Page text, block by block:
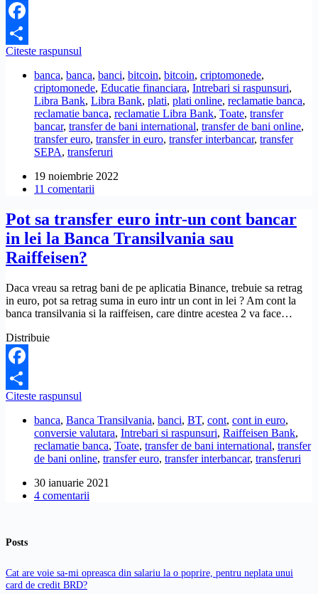
Facebook
Partajează
Citeste raspunsul
mi-
a
blocat
retragerea
banilor
de
pe
crypto
Binance.
pot
sa
fac?
banca, banca, banci, bitcoin, bitcoin, criptomonede,
criptomonede, Educatie financiara, Intrebari si raspunsuri,
Libra Bank, Libra Bank, plati, plati online, reclamatie banca,
reclamatie banca, reclamatie Libra Bank, Toate, transfer
bancar, transfer de bani international, transfer de bani online,
transfer euro, transfer in euro, transfer interbancar, transfer
SEPA, transferuri
19 noiembrie 2022
11 comentarii
Pot sa transfer euro intr-un cont bancar
in lei la Banca Transilvania sau
Raiffeisen?
Daca vreau sa retrag bani de pe aplicatia Binance, trebuie sa retrag
in euro, pot sa retrag suma in euro intr un cont in lei ? Am cont la
banca transilvania si la raiffeisen, care dintre acestea 2 va face…
Distribuie
Facebook
Partajează
Citeste raspunsul
transfer
euro
intr-
un
bancar
in
Raiffeisen?
banca, Banca Transilvania, banci, BT, cont, cont in euro,
conversie valutara, Intrebari si raspunsuri, Raiffeisen Bank,
reclamatie banca, Toate, transfer de bani international, transfer
de bani online, transfer euro, transfer interbancar, transferuri
30 ianuarie 2021
4 comentarii
Posts
Cat are voie sa-mi opreasca din salariu la o poprire, pentru neplata unui
card de credit BRD?